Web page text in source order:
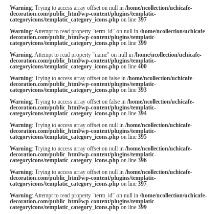
Warning: Trying to access array offset on null in /home/ncollection/uchicafe-
decoration.com/public_html/wp-content/plugins/templatic-
categoryicons/templatic_category_icons.php on line 397
Warning: Attempt to read property "term_id" on null in /home/ncollection/uchicafe-
decoration.com/public_html/wp-content/plugins/templatic-
categoryicons/templatic_category_icons.php on line 399
Warning: Attempt to read property "name" on null in /home/ncollection/uchicafe-
decoration.com/public_html/wp-content/plugins/templatic-
categoryicons/templatic_category_icons.php on line 400
Warning: Trying to access array offset on false in /home/ncollection/uchicafe-
decoration.com/public_html/wp-content/plugins/templatic-
categoryicons/templatic_category_icons.php on line 393
Warning: Trying to access array offset on false in /home/ncollection/uchicafe-
decoration.com/public_html/wp-content/plugins/templatic-
categoryicons/templatic_category_icons.php on line 394
Warning: Trying to access array offset on null in /home/ncollection/uchicafe-
decoration.com/public_html/wp-content/plugins/templatic-
categoryicons/templatic_category_icons.php on line 395
Warning: Trying to access array offset on null in /home/ncollection/uchicafe-
decoration.com/public_html/wp-content/plugins/templatic-
categoryicons/templatic_category_icons.php on line 396
Warning: Trying to access array offset on null in /home/ncollection/uchicafe-
decoration.com/public_html/wp-content/plugins/templatic-
categoryicons/templatic_category_icons.php on line 397
Warning: Attempt to read property "term_id" on null in /home/ncollection/uchicafe-
decoration.com/public_html/wp-content/plugins/templatic-
categoryicons/templatic_category_icons.php on line 399